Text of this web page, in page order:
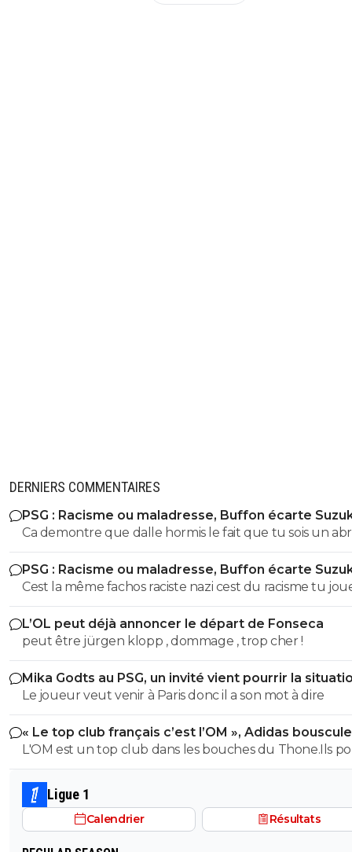
DERNIERS COMMENTAIRES
PSG : Racisme ou maladresse, Buffon écarte
Ca demontre que dalle hormis le fait que tu sois un
ignare qui ignorait tout ce que jai dit sur buffon
justement tes un abruti ignare qui par dessus le
ouvre sa grande gueule Genre cest toi qui va m'apprendre
les définitions de nazi raciste fachiste?? Espèce de
PSG : Racisme ou maladresse, Buffon écarte
Cest la même fachos raciste nazi cest du racisme tu
les mots là finalité est la meme... Donc moralité alors
?? Cest ca ta seule défense ?? Va un peu te faire
espèce d'abruti .. et le numero 88 interdit en série A
dit quoi aussi parceque tu t'es foutu de ma gueule a
mais si je te colle le règlement sur ta sale face de
auras lair un peu plus con qu'hier trépané va
L’OL peut déjà annoncer le départ de Fonseca
peut être jürgen klopp , dommage , trop cher !
Mika Godts au PSG, un invité vient pourrir la
Le joueur veut venir à Paris donc il a son mot à dire
« Le top club français c’est l’OM », Adidas
PSG
L'OM est un top club dans les bouches du Thone.Ils
gagner la coupe departementale en 2026
Ligue 1
Calendrier Résultats